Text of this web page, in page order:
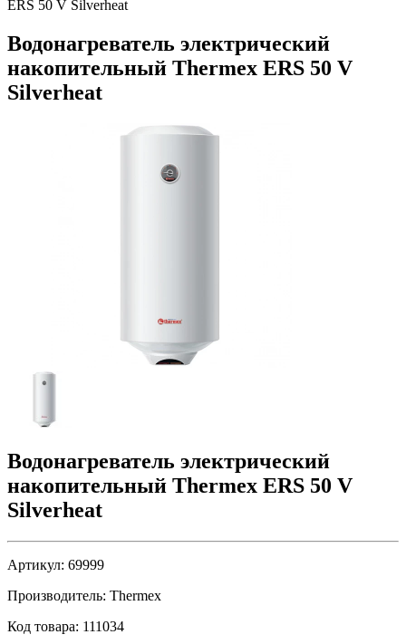
ERS 50 V Silverheat
Водонагреватель электрический
накопительный Thermex ERS 50 V
Silverheat
Водонагреватель электрический
накопительный Thermex ERS 50 V
Silverheat
Артикул: 69999
Производитель: Thermex
Код товара: 111034